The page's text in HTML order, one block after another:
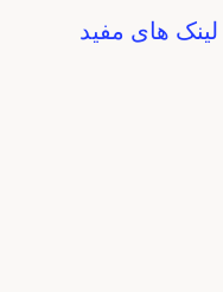
لینک های مفید